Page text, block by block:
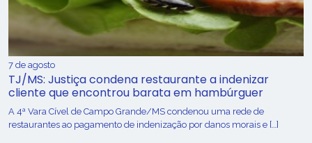
7 de agosto
TJ/MS: Justiça condena restaurante a indenizar
cliente que encontrou barata em hambúrguer
A 4ª Vara Cível de Campo Grande/MS condenou uma rede de
restaurantes ao pagamento de indenização por danos morais e […]